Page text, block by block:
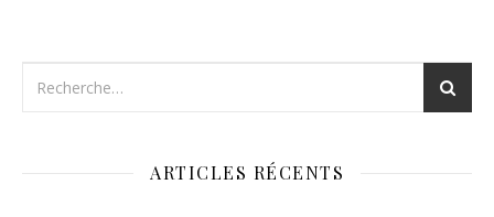
ARTICLES RÉCENTS